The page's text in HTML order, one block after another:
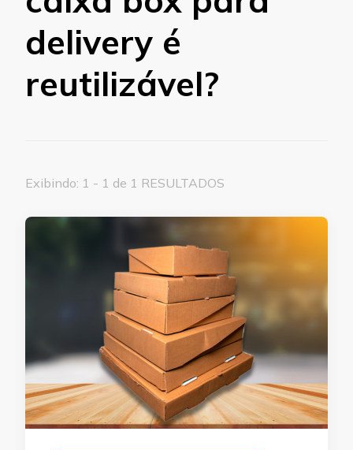
delivery é
reutilizável?
Exibindo: 1 - 1 de 1 RESULTADOS